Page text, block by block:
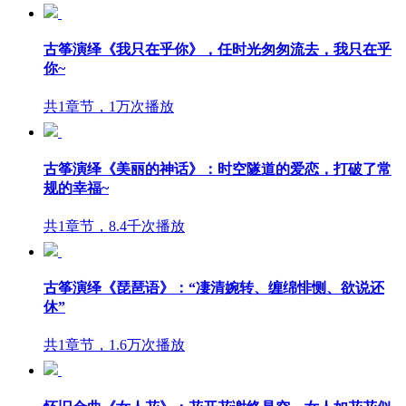
古筝演绎《我只在乎你》，任时光匆匆流去，我只在乎
你~
共1章节，1万次播放
古筝演绎《美丽的神话》：时空隧道的爱恋，打破了常
规的幸福~
共1章节，8.4千次播放
古筝演绎《琵琶语》：“凄清婉转、缠绵悱恻、欲说还
休”
共1章节，1.6万次播放